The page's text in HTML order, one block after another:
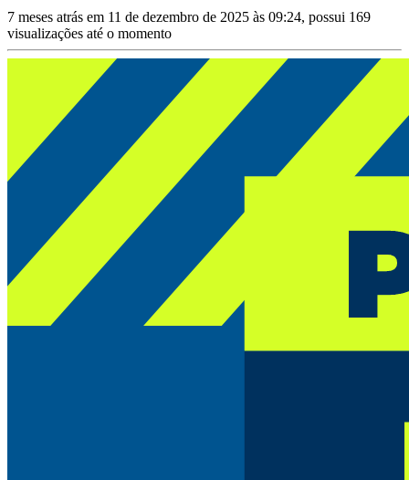
7 meses atrás em 11 de dezembro de 2025 às 09:24, possui 169
visualizações até o momento